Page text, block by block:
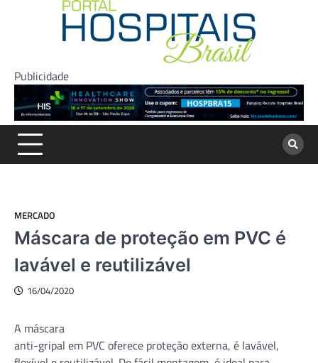
Publicidade
MERCADO
Máscara de proteção em PVC é
lavável e reutilizável
16/04/2020
A máscara
anti-gripal em PVC oferece proteção externa, é lavável,